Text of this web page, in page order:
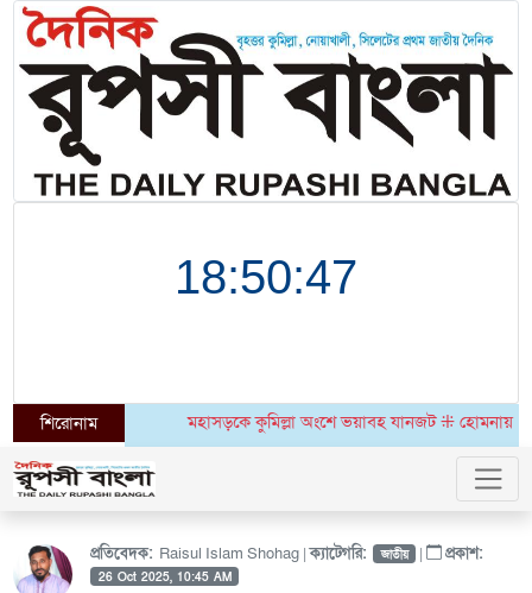
শিরোনাম মহাসড়কে কুমিল্লা অংশে ভয়াবহ যানজট ⁜ হোমনায় ৬ মাসেও
প্রতিবেদক: Raisul Islam Shohag |ক্যাটেগরি: জাতীয় | প্রকাশ:
26 Oct 2025, 10:45 AM